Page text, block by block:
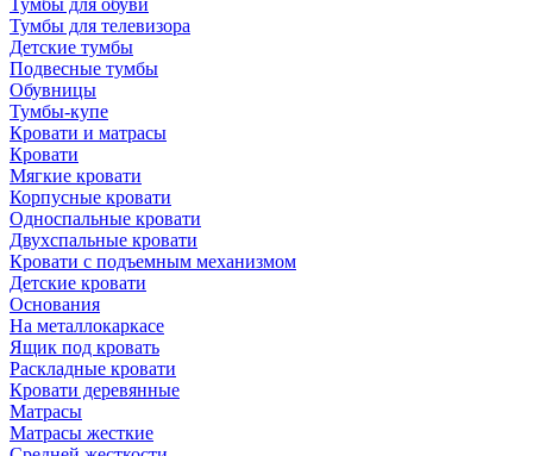
Тумбы для обуви
Тумбы для телевизора
Детские тумбы
Подвесные тумбы
Обувницы
Тумбы-купе
Кровати и матрасы
Кровати
Мягкие кровати
Корпусные кровати
Односпальные кровати
Двухспальные кровати
Кровати с подъемным механизмом
Детские кровати
Основания
На металлокаркасе
Ящик под кровать
Раскладные кровати
Кровати деревянные
Матрасы
Матрасы жесткие